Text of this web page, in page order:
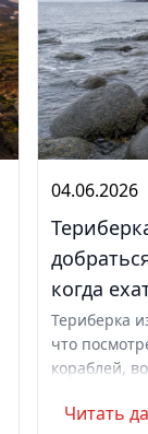
04.06.2026
когда
Териберка
что
кораблей,
ночёвкой.
Читать